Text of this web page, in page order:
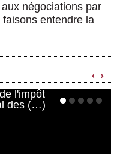
négociations par
entendre la
‹ ›